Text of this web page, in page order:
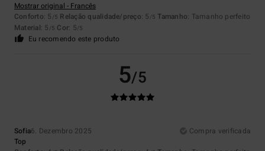
Mostrar original - Francês
Conforto: 5 /5 Relação qualidade/preço: 5 /5 Tamanho: Tamanho perfeito
Material: 5 /5 Cor: 5/5
Eu recomendo este produto
5/5
Sofia6. Dezembro 2025
Compra verificada
Top